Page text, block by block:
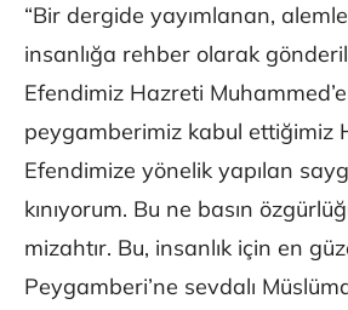
“Bir dergide yayımlanan,
insanlığa rehber olarak
Efendimiz Hazreti
peygamberimiz kabul ettiğimiz
Efendimize yönelik yapılan
kınıyorum. Bu ne basın
mizahtır. Bu, insanlık için en
Peygamberi’ne sevdalı